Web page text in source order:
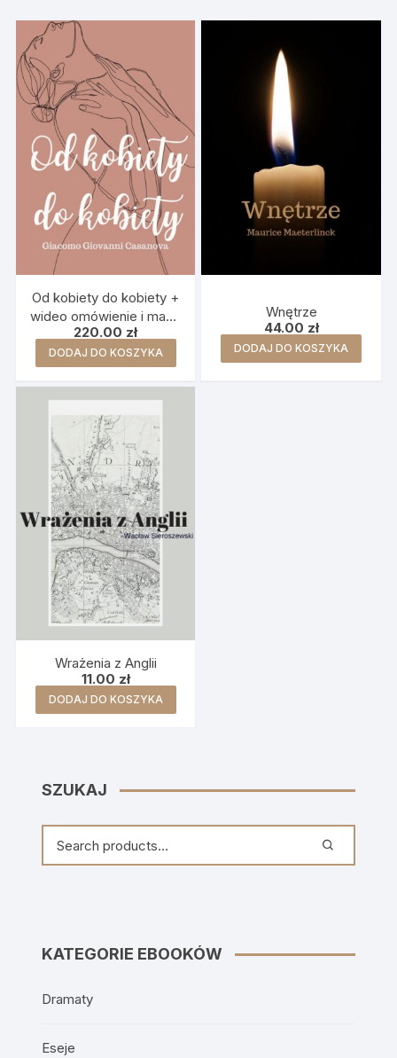
Od kobiety do kobiety +
wideo omówienie i mapa
myśli
220.00 zł
DODAJ DO KOSZYKA
Wnętrze
44.00 zł
DODAJ DO KOSZYKA
Wrażenia z Anglii
11.00 zł
DODAJ DO KOSZYKA
SZUKAJ
KATEGORIE EBOOKÓW
Dramaty
Eseje